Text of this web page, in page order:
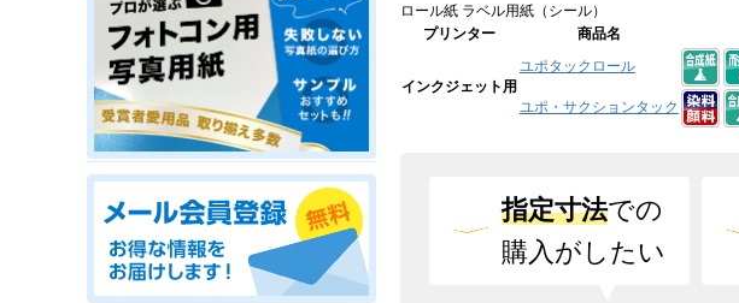
ロール紙 ラベル用紙（シール）
プリンター
商品名
インクジェット用
ユポタックロール
ユポ・サクションタック
指定寸法での
購入がしたい